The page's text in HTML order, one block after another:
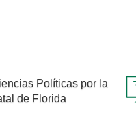
Políticas por la
de Florida